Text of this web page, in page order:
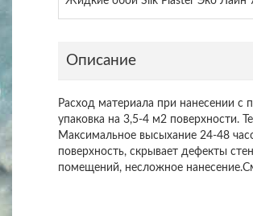
Описание
Расход материала при нанесении с
упаковка на 3,5-4 м2 поверхности.
Максимальное высыхание 24-48
поверхность, скрывает дефекты
помещений, несложное